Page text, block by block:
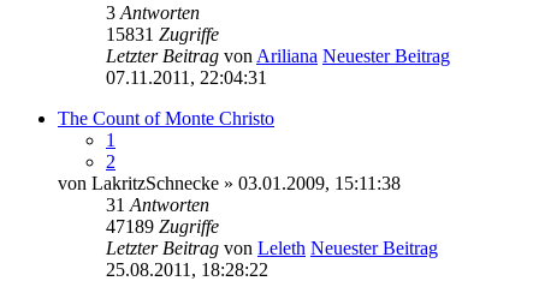
3 Antworten
15831 Zugriffe
Letzter Beitrag von Ariliana Neuester Beitrag
07.11.2011, 22:04:31
The Count of Monte Christo
1
2
von LakritzSchnecke » 03.01.2009, 15:11:38
31 Antworten
47189 Zugriffe
Letzter Beitrag von Leleth Neuester Beitrag
25.08.2011, 18:28:22